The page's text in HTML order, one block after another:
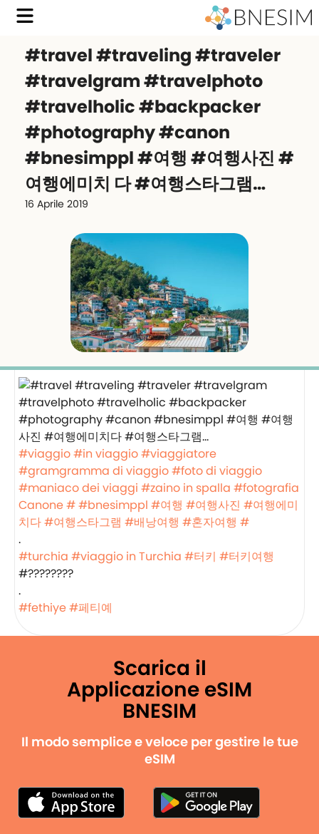
#travel #traveling #traveler
#travelgram #travelphoto
#travelholic #backpacker
#photography #canon
#bnesimppl #여행 #여행사진 #
여행에미치 다 #여행스타그램…
16 Aprile 2019
#viaggio#in viaggio#viaggiatore
#gramgramma di viaggio#foto di viaggio
#maniaco dei viaggi #zaino in spalla #fotografia
Canone ##bnesimppl #여행 #여행사진 #여행에미
치다#여행스타그램 #배낭여행 #혼자여행 #
.
#turchia #viaggio in Turchia #터키 #터키여행
#????????
.
#fethiye#페티예
Scarica il
Applicazione eSIM
BNESIM
Il modo semplice e veloce per gestire le tue
eSIM